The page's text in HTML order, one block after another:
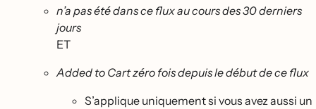
n’a pas été dans ce flux au cours des 30 derniers
jours
ET
Added to Cart zéro fois depuis le début de ce flux
S’applique uniquement si vous avez aussi un